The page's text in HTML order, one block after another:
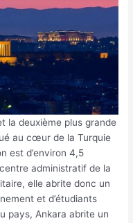
la deuxième plus grande
au cœur de la Turquie
est d’environ 4,5
administratif de la
elle abrite donc un
et d’étudiants
pays, Ankara abrite un